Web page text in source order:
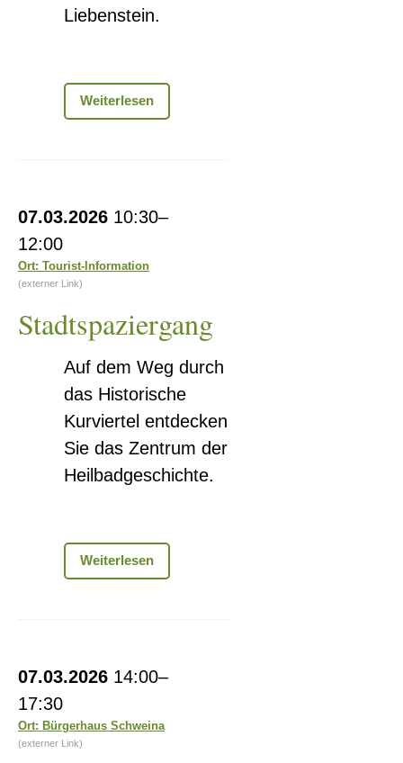
Liebenstein.
WeiterlesenLaternenführung
07.03.2026 10:30–
12:00
Ort: Tourist-Information
(externer Link)
Stadtspaziergang
Auf dem Weg durch
das Historische
Kurviertel entdecken
Sie das Zentrum der
Heilbadgeschichte.
WeiterlesenStadtspaziergang
07.03.2026 14:00–
17:30
Ort: Bürgerhaus Schweina
(externer Link)